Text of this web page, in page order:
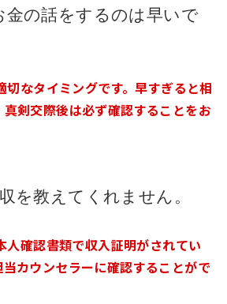
金の話をするのは早いで
切なタイミングです。早すぎると相
剣交際後は必ず確認することをお
を教えてくれません。
人確認書類で収入証明がされてい
カウンセラーに確認することがで